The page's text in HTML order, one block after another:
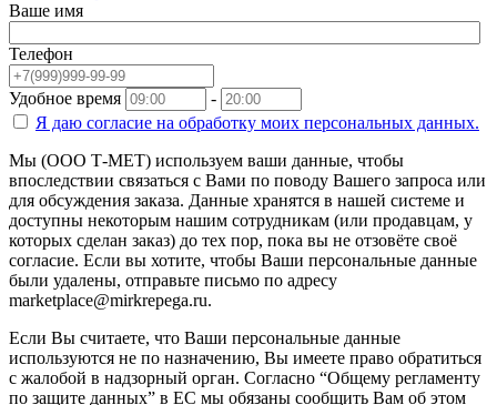
Ваше имя
Телефон
Удобное время
-
Я даю согласие на обработку моих персональных данных.
Мы (ООО Т-МЕТ) используем ваши данные, чтобы
впоследствии связаться с Вами по поводу Вашего запроса или
для обсуждения заказа. Данные хранятся в нашей системе и
доступны некоторым нашим сотрудникам (или продавцам, у
которых сделан заказ) до тех пор, пока вы не отзовёте своё
согласие. Если вы хотите, чтобы Ваши персональные данные
были удалены, отправьте письмо по адресу
marketplace@mirkrepega.ru.
Если Вы считаете, что Ваши персональные данные
используются не по назначению, Вы имеете право обратиться
с жалобой в надзорный орган. Согласно “Общему регламенту
по защите данных” в ЕС мы обязаны сообщить Вам об этом